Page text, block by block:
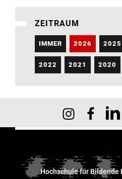
ZEITRAUM
IMMER 2026 2025
2022 2021 2020
Hochschule für Bildende